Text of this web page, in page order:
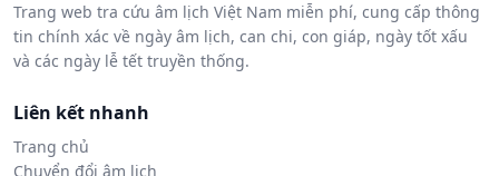
Trang web tra cứu âm lịch Việt Nam miễn phí, cung cấp thông
tin chính xác về ngày âm lịch, can chi, con giáp, ngày tốt xấu
và các ngày lễ tết truyền thống.
Liên kết nhanh
Trang chủ
Chuyển đổi âm lịch